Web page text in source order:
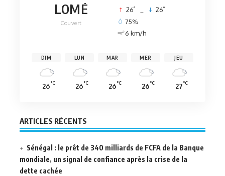
LOMÉ
Couvert
26° 26°
75%
6 km/h
DIM
26°C
LUN
26°C
MAR
26°C
MER
26°C
JEU
27°C
ARTICLES RÉCENTS
Sénégal : le prêt de 340 milliards de FCFA de la Banque
mondiale, un signal de confiance après la crise de la
dette cachée